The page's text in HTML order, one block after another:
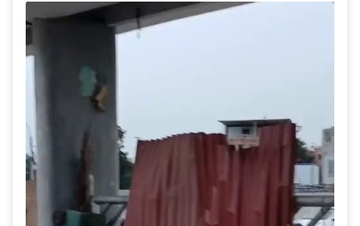
Una serie de incidentes en el campus ha encendido la